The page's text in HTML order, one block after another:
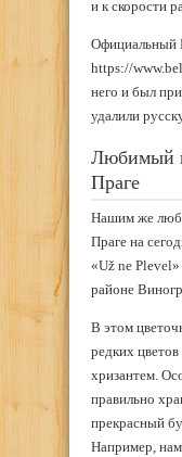
и к скорости
Официальный
https://
него и был
удалили
Любимый
Праге
Нашим же
Праге на
«Už ne
районе
В этом
редких
хризантем.
правильно
прекрасный
Например, нам